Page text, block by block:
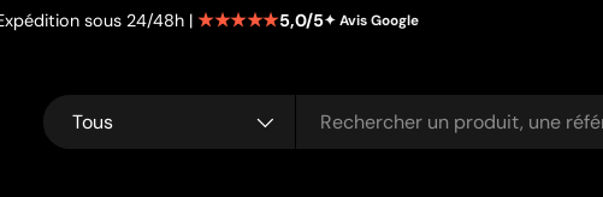
sous 24/48h | ★★★★★5,0/5✦ Avis Google
Recherche
Type de produit
Tous